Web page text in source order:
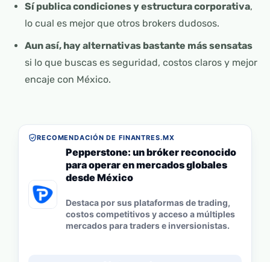
Sí publica condiciones y estructura corporativa,
lo cual es mejor que otros brokers dudosos.
Aun así, hay alternativas bastante más sensatas
si lo que buscas es seguridad, costos claros y mejor
encaje con México.
RECOMENDACIÓN DE FINANTRES.MX
Pepperstone: un bróker reconocido
para operar en mercados globales
desde México
Destaca por sus plataformas de trading,
costos competitivos y acceso a múltiples
mercados para traders e inversionistas.